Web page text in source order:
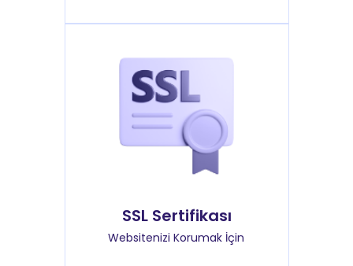
SSL Sertifikası
Websitenizi Korumak İçin